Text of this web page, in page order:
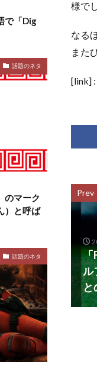
様で
なる
また
[link] :
Prev
「
ル
と
で「Dig
話題のネタ
のマーク
）と呼ば
話題のネタ